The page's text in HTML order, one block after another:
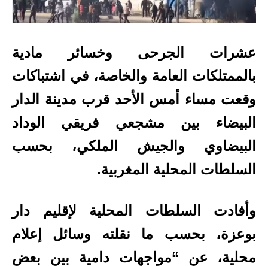
عشرات الجرحى وخسائر مادية
بالممتلكات العامة والخاصة، في اشتباكات
وقعت مساء أمس الأحد قرب مدينة الدار
البيضاء بين مشجعي فريقي الوداد
البيضاوي والجيش الملكي، بحسب
السلطات المحلية المغربية.
وأفادت السلطات المحلية لإقليم دار
بوعزة، بحسب ما نقلته وسائل إعلام
محلية، عن “مواجهات دامية بين بعض